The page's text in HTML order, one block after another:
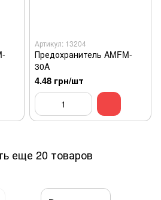
Артикул: 13204
Предохранитель AMFM-
30A
4.48 грн/шт
еще 20 товаров